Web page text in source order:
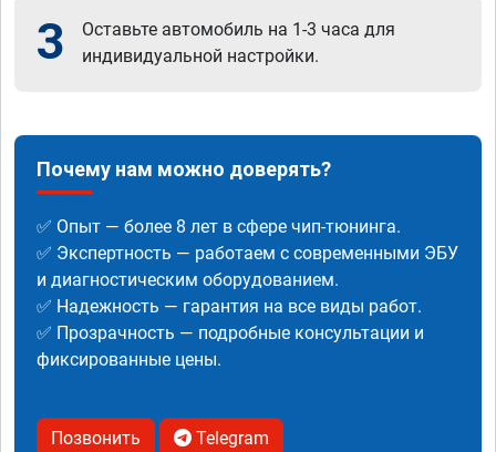
3
Оставьте автомобиль на 1-3 часа для
индивидуальной настройки.
Почему нам можно доверять?
✅ Опыт — более 8 лет в сфере чип-тюнинга.
✅ Экспертность — работаем с современными ЭБУ
и диагностическим оборудованием.
✅ Надежность — гарантия на все виды работ.
✅ Прозрачность — подробные консультации и
фиксированные цены.
Позвонить Telegram